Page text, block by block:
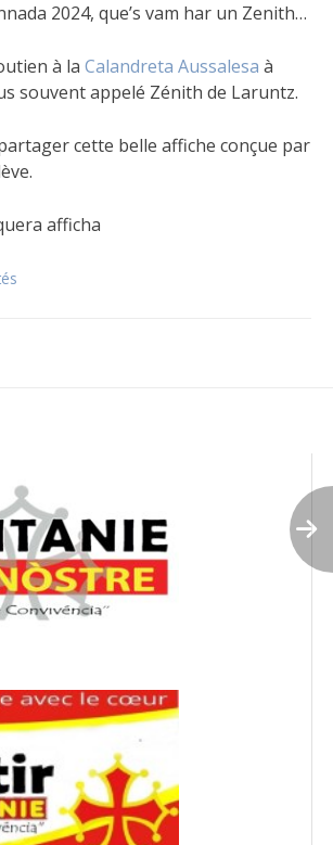
2024, que’s vam har un Zenith…
à la Calandreta Aussalesa à
souvent appelé Zénith de Laruntz.
cette belle affiche conçue par
afficha